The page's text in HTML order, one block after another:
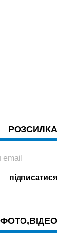
РОЗСИЛКА
ФОТО,ВІДЕО